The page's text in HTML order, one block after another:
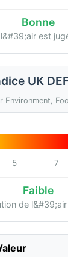
Bonne
est
UK
Environment,
5 7
Faible
de